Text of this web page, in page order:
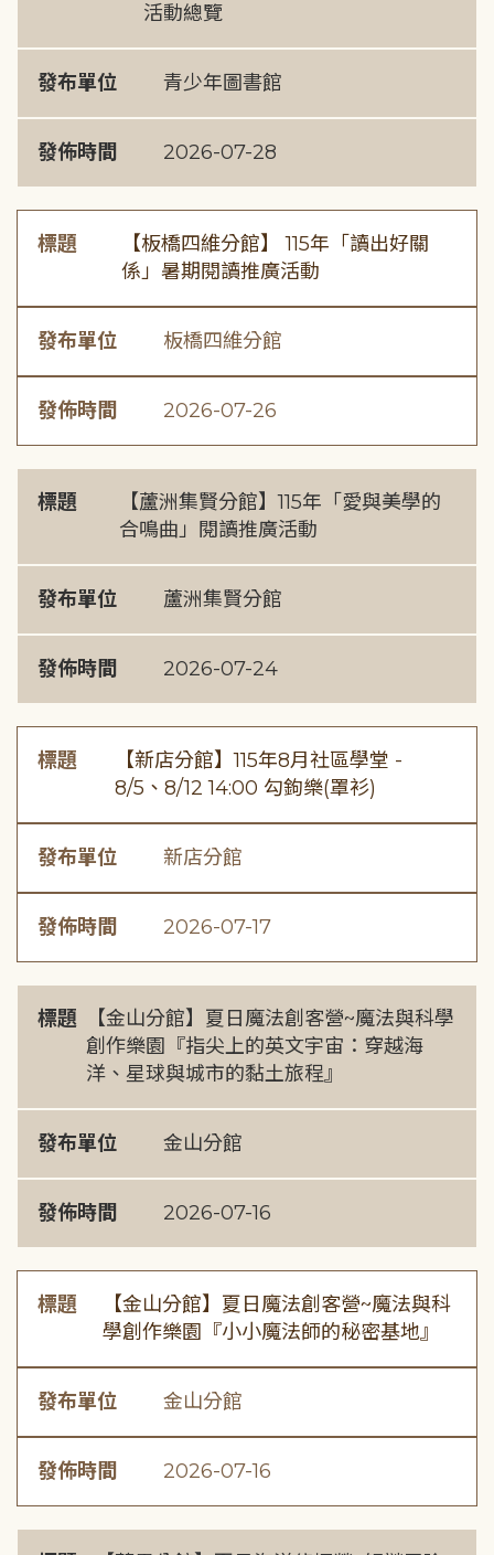
活動總覽
發布單位 青少年圖書館
發佈時間 2026-07-28
標題
【板橋四維分館】 115年「讀出好關
係」暑期閱讀推廣活動
發布單位 板橋四維分館
發佈時間 2026-07-26
標題
【蘆洲集賢分館】115年「愛與美學的
合鳴曲」閱讀推廣活動
發布單位 蘆洲集賢分館
發佈時間 2026-07-24
標題
【新店分館】115年8月社區學堂 -
8/5、8/12 14:00 勾鉤樂(罩衫)
發布單位 新店分館
發佈時間 2026-07-17
標題
【金山分館】夏日魔法創客營~魔法與科學
創作樂園『指尖上的英文宇宙：穿越海
洋、星球與城市的黏土旅程』
發布單位 金山分館
發佈時間 2026-07-16
標題
【金山分館】夏日魔法創客營~魔法與科
學創作樂園『小小魔法師的秘密基地』
發布單位 金山分館
發佈時間 2026-07-16